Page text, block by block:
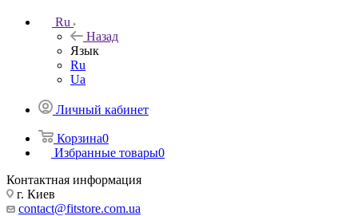
Ru
Назад
Язык
Ru
Ua
Личный кабинет
Корзина0
Избранные товары0
Контактная информация
г. Киев
contact@fitstore.com.ua